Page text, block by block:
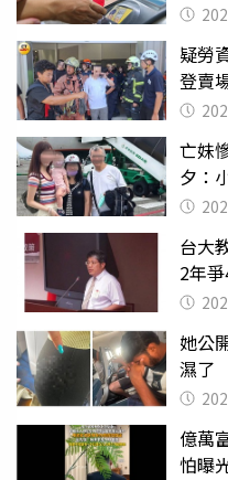
疑勞
登賣
亡妹
夕：
台大
2年
她公
濕了
億萬
怕曝